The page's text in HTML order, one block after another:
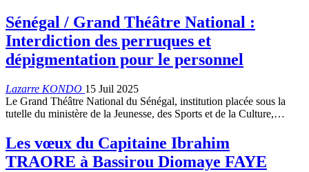
Sénégal / Grand Théâtre National :
Interdiction des perruques et
dépigmentation pour le personnel
Lazarre KONDO 15 Juil 2025
Le Grand Théâtre National du Sénégal, institution placée sous la
tutelle du ministère de la Jeunesse, des Sports et de la Culture,…
Les vœux du Capitaine Ibrahim
TRAORE à Bassirou Diomaye FAYE